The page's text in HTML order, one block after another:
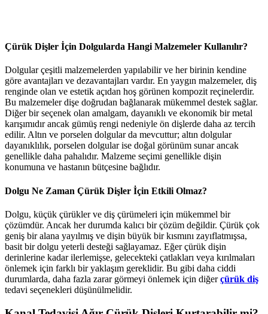
Çürük Dişler İçin Dolgularda Hangi Malzemeler Kullanılır?
Dolgular çeşitli malzemelerden yapılabilir ve her birinin kendine
göre avantajları ve dezavantajları vardır. En yaygın malzemeler, diş
renginde olan ve estetik açıdan hoş görünen kompozit reçinelerdir.
Bu malzemeler dişe doğrudan bağlanarak mükemmel destek sağlar.
Diğer bir seçenek olan amalgam, dayanıklı ve ekonomik bir metal
karışımıdır ancak gümüş rengi nedeniyle ön dişlerde daha az tercih
edilir. Altın ve porselen dolgular da mevcuttur; altın dolgular
dayanıklılık, porselen dolgular ise doğal görünüm sunar ancak
genellikle daha pahalıdır. Malzeme seçimi genellikle dişin
konumuna ve hastanın bütçesine bağlıdır.
Dolgu Ne Zaman Çürük Dişler İçin Etkili Olmaz?
Dolgu, küçük çürükler ve diş çürümeleri için mükemmel bir
çözümdür. Ancak her durumda kalıcı bir çözüm değildir. Çürük çok
geniş bir alana yayılmış ve dişin büyük bir kısmını zayıflatmışsa,
basit bir dolgu yeterli desteği sağlayamaz. Eğer çürük dişin
derinlerine kadar ilerlemişse, gelecekteki çatlakları veya kırılmaları
önlemek için farklı bir yaklaşım gereklidir. Bu gibi daha ciddi
durumlarda, daha fazla zarar görmeyi önlemek için diğerçürük diş
tedavi seçenekleri düşünülmelidir.